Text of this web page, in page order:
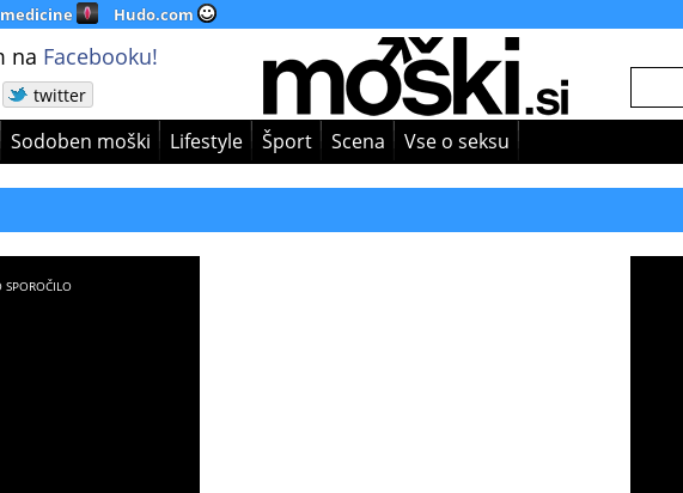
Hudo.com
na Facebooku!
twitter
Sodoben moški Lifestyle Šport Scena Vse o seksu